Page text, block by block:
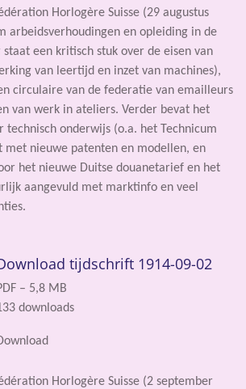
Horlogère Suisse (29 augustus
arbeidsverhoudingen en opleiding in de
een kritisch stuk over de eisen van
van leertijd en inzet van machines),
circulaire van de federatie van emailleurs
van werk in ateliers. Verder bevat het
technisch onderwijs (o.a. het Technicum
met nieuwe patenten en modellen, en
het nieuwe Duitse douanetarief en het
aangevuld met marktinfo en veel
tijdschrift 1914-09-02
– 5,8 MB
downloads
Horlogère Suisse (2 september